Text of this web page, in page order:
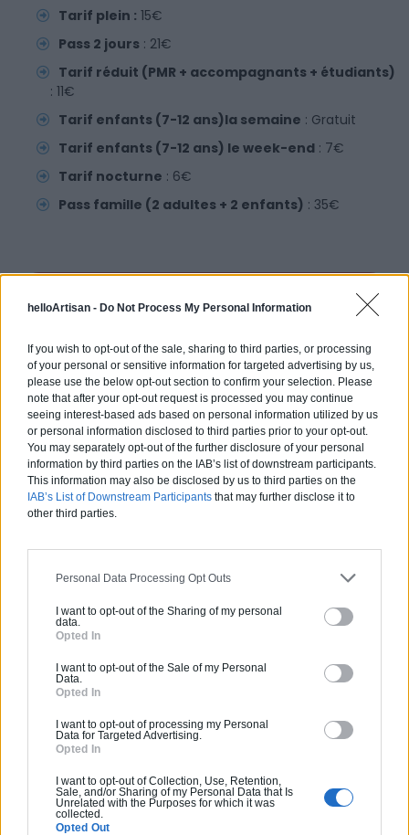
helloArtisan - Do Not Process My Personal Information
If you wish to opt-out of the sale, sharing to third parties, or processing
of your personal or sensitive information for targeted advertising by us,
please use the below opt-out section to confirm your selection. Please
note that after your opt-out request is processed you may continue
seeing interest-based ads based on personal information utilized by us
or personal information disclosed to third parties prior to your opt-out.
You may separately opt-out of the further disclosure of your personal
information by third parties on the IAB’s list of downstream participants.
This information may also be disclosed by us to third parties on the
IAB’s List of Downstream Participants that may further disclose it to
other third parties.
Personal Data Processing Opt Outs
I want to opt-out of the Sharing of my personal
data.
Opted In
I want to opt-out of the Sale of my Personal
Data.
Opted In
I want to opt-out of processing my Personal
Data for Targeted Advertising.
Opted In
I want to opt-out of Collection, Use, Retention,
Sale, and/or Sharing of my Personal Data that Is
Unrelated with the Purposes for which it was
collected.
Opted Out
Tarif plein : 15€
Pass 2 jours : 21€
Tarif réduit (PMR + accompagnants + étudiants)
: 11€
Tarif enfants (7-12 ans)la semaine : Gratuit
Tarif enfants (7-12 ans) le week-end : 7€
Tarif nocturne : 6€
Pass famille (2 adultes + 2 enfants) : 35€
Demandez un devis gratuit pour vos travaux
Partagez cet article
pour vos travaux ?
helloArtisan vous accompagne de la simple
mise en relation avec un professionnel de
vos projets de constructions ou d'extensions.
Obtenez des devis ! Trouvez des professionnels
à côté de chez vous.